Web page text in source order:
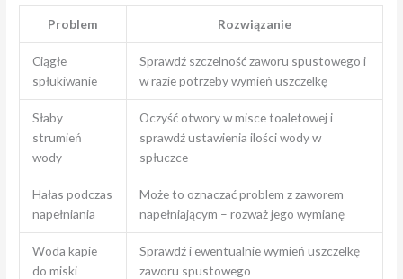
Problem Rozwiązanie
Ciągłe
spłukiwanie
Sprawdź szczelność zaworu spustowego i
w razie potrzeby wymień uszczelkę
Słaby
strumień
wody
Oczyść otwory w misce toaletowej i
sprawdź ustawienia ilości wody w
spłuczce
Hałas podczas
napełniania
Może to oznaczać problem z zaworem
napełniającym – rozważ jego wymianę
Woda kapie
do miski
Sprawdź i ewentualnie wymień uszczelkę
zaworu spustowego